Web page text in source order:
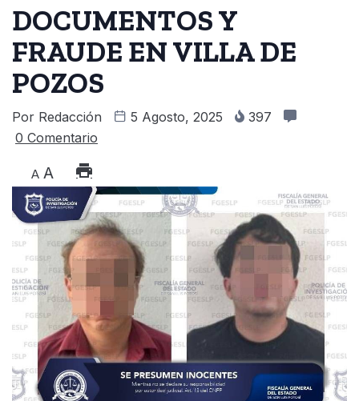
DOCUMENTOS Y
FRAUDE EN VILLA DE
POZOS
Por Redacción 5 Agosto, 2025
397
0 Comentario
A A